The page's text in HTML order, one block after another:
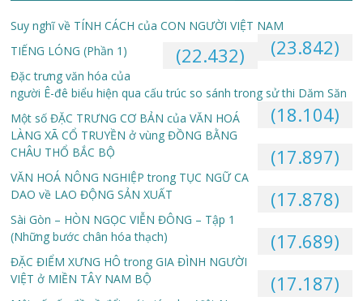
Suy nghĩ về TÍNH CÁCH của CON NGƯỜI VIỆT NAM
(23.842)
TIẾNG LÓNG (Phần 1) (22.432)
Đặc trưng văn hóa của
người Ê-đê biểu hiện qua cấu trúc so sánh trong sử thi Dăm Săn
(18.104)
Một số ĐẶC TRƯNG CƠ BẢN của VĂN HOÁ
LÀNG XÃ CỔ TRUYỀN ở vùng ĐỒNG BẰNG
CHÂU THỔ BẮC BỘ
(17.897)
VĂN HOÁ NÔNG NGHIỆP trong TỤC NGỮ CA
DAO về LAO ĐỘNG SẢN XUẤT
(17.878)
Sài Gòn – HÒN NGỌC VIỄN ĐÔNG – Tập 1
(Những bước chân hóa thạch)
(17.689)
ĐẶC ĐIỂM XƯNG HÔ trong GIA ĐÌNH NGƯỜI
VIỆT ở MIỀN TÂY NAM BỘ
(17.187)